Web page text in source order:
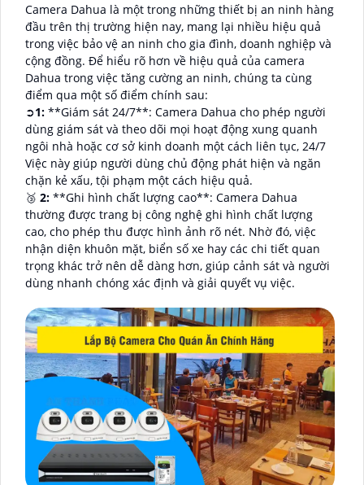
Camera Dahua là một trong những thiết bị an ninh hàng
đầu trên thị trường hiện nay, mang lại nhiều hiệu quả
trong việc bảo vệ an ninh cho gia đình, doanh nghiệp và
cộng đồng. Để hiểu rõ hơn về hiệu quả của camera
Dahua trong việc tăng cường an ninh, chúng ta cùng
điểm qua một số điểm chính sau:
➲1: **Giám sát 24/7**: Camera Dahua cho phép người
dùng giám sát và theo dõi mọi hoạt động xung quanh
ngôi nhà hoặc cơ sở kinh doanh một cách liên tục, 24/7
Việc này giúp người dùng chủ động phát hiện và ngăn
chặn kẻ xấu, tội phạm một cách hiệu quả.
🥉 2: **Ghi hình chất lượng cao**: Camera Dahua
thường được trang bị công nghệ ghi hình chất lượng
cao, cho phép thu được hình ảnh rõ nét. Nhờ đó, việc
nhận diện khuôn mặt, biển số xe hay các chi tiết quan
trọng khác trở nên dễ dàng hơn, giúp cảnh sát và người
dùng nhanh chóng xác định và giải quyết vụ việc.